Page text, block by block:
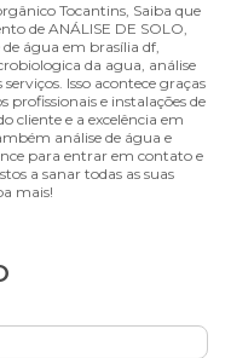
Tocantins, Saiba que
de ANÁLISE DE SOLO,
água em brasília df,
da agua, análise
Isso acontece graças
e instalações de
cliente e a excelência em
análise de água e
para entrar em contato e
a sanar todas as suas
mais!